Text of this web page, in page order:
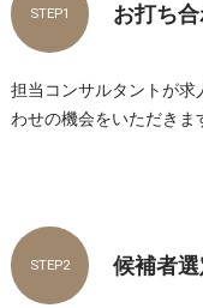
お打ち
STEP1
担当コンサルタントが求
わせの機会をいただきま
候補者選
STEP2